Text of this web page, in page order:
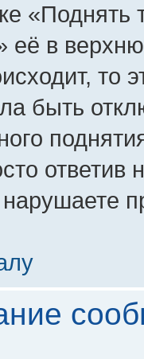
«Поднять
её в
то
быть
ответив